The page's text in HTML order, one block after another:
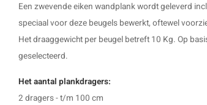
Een zwevende eiken wandplank wordt geleverd
speciaal voor deze beugels bewerkt, oftewel
Het draaggewicht per beugel betreft 10 Kg. Op
geselecteerd.
Het aantal plankdragers:
2 dragers - t/m 100 cm